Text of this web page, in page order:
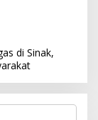
di Sinak,